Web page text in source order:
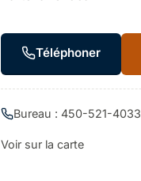
Téléphoner
Bureau : 450-521-4033
Voir sur la carte